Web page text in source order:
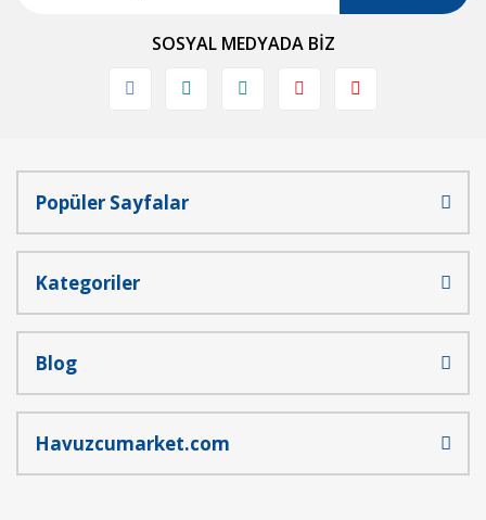
SOSYAL MEDYADA BİZ
Popüler Sayfalar
Kategoriler
Blog
Havuzcumarket.com